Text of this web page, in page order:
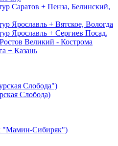
Саратов + Пенза, Белинский,
Ярославль + Вятское, Вологда
Ярославль + Сергиев Посад,
Великий - Кострома
+ Казань
Слобода")
Слобода)
"Мамин-Сибиряк")